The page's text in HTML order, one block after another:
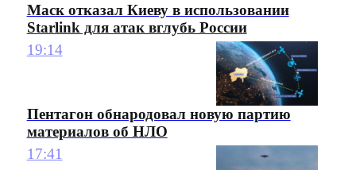
Маск отказал Киеву в использовании
Starlink для атак вглубь России
19:14
Пентагон обнародовал новую партию
материалов об НЛО
17:41